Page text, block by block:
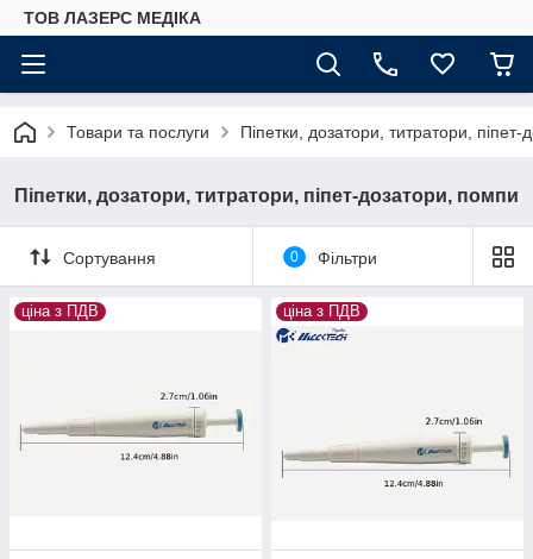
ТОВ ЛАЗЕРС МЕДІКА
Товари та послуги Піпетки, дозатори, титратори,
Піпетки, дозатори, титратори, піпет-дозатори, помпи
Сортування 0 Фільтри
ціна з ПДВ ціна з ПДВ